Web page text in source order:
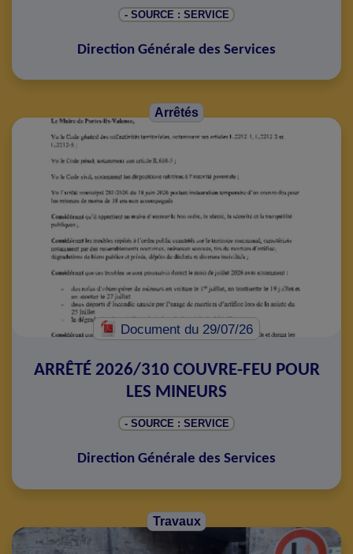
- SOURCE : SERVICE
Direction Générale des Services
Arrêtés
Documentdu 29/07/26
ARRÊTÉ 2026/310 COUVRE-FEU POUR
LES MINEURS
- SOURCE : SERVICE
Direction Générale des Services
Travaux